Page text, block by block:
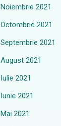
Noiembrie 2021
Octombrie 2021
Septembrie 2021
August 2021
Iulie 2021
Iunie 2021
Mai 2021